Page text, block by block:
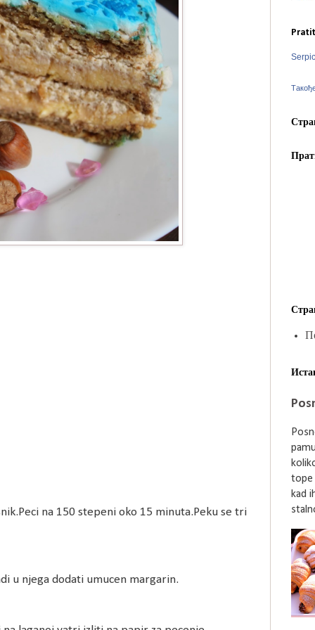
na 150 stepeni oko 15 minuta.Peku se tri
u njega dodati umucen margarin.
tope
kad